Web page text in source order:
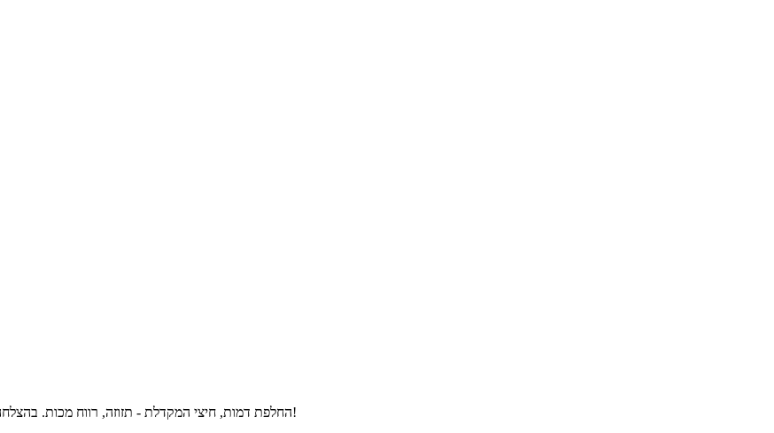
משחק פאוור ריינג'רס המבוסס על הסדרה המצליחה פאוור ריינג'רס.rCTRL - החלפת דמות, חיצי המקדלת - תזוזה, רווח מכות. בהצלחה!